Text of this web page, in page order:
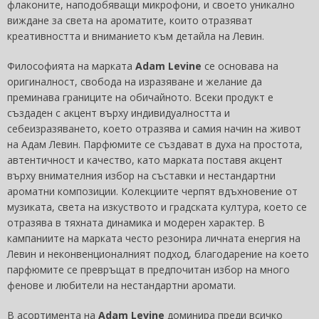
флаконите, наподобяващи микрофони, и своето уникално
виждане за света на ароматите, които отразяват
креативността и вниманието към детайла на Левин.
Философията на марката Adam Levine се основава на
оригиналност, свобода на изразяване и желание да
преминава границите на обичайното. Всеки продукт е
създаден с акцент върху индивидуалността и
себеизразяването, което отразява и самия начин на живот
на Адам Левин. Парфюмите се създават в духа на простота,
автентичност и качество, като марката поставя акцент
върху внимателния избор на съставки и нестандартни
ароматни композиции. Колекциите черпят вдъхновение от
музиката, света на изкуството и градската култура, което се
отразява в тяхната динамика и модерен характер. В
кампаниите на марката често резонира личната енергия на
Левин и неконвенционалният подход, благодарение на което
парфюмите се превръщат в предпочитан избор на много
фенове и любители на нестандартни аромати.
В асортимента на Adam Levine доминира преди всичко